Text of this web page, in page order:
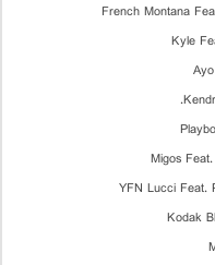
French Montana
Kyle
Migos
YFN Lucci Feat.
Kodak